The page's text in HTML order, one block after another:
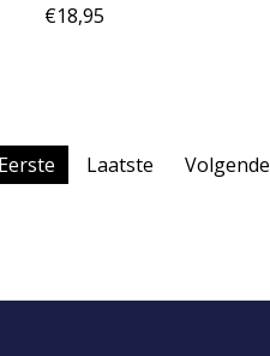
€18,95
Eerste Laatste Volgende